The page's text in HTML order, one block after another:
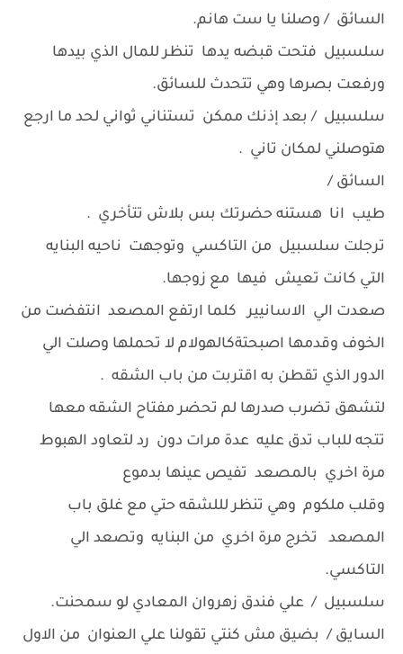
السائق / وصلنا يا ست هانم.
سلسبيل فتحت قبضه يدها تنظر للمال الذي بيدها
ورفعت بصرها وهي تتحدث للسائق.
سلسبيل / بعد إذنك ممكن تستناني ثواني لحد ما ارجع
هتوصلني لمكان تاني .
السائق /
طيب انا هستنه حضرتك بس بلاش تتأخري .
ترجلت سلسبيل من التاكسي وتوجهت ناحيه البنايه
التي كانت تعيش فيها مع زوجها.
صعدت الي الاسانيير كلما ارتفع المصعد انتفضت من
الخوف وقدمها اصبحتةكالهولام لا تحملها وصلت الي
الدور الذي تقطن به اقتربت من باب الشقه .
لتشهق تضرب صدرها لم تحضر مفتاح الشقه معها
تتجه للباب تدق عليه عدة مرات دون رد لتعاود الهبوط
مرة اخري بالمصعد تفيص عينها بدموع
وقلب ملكوم وهي تنظر لللشقه حتي مع غلق باب
المصعد تخرج مرة اخري من البنايه وتصعد الي
التاكسي.
سلسبيل / علي فندق زهروان المعادي لو سمحنت.
السايق / بضيق مش كنتي تقولنا علي العنوان من الاول